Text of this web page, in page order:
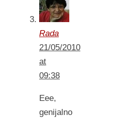
Rada
21/05/2010
at
09:38
Eee,
genijalno